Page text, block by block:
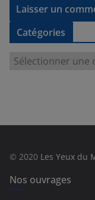
Catégories
e
s
© 2020 Les Yeux du
Nos ouvrages